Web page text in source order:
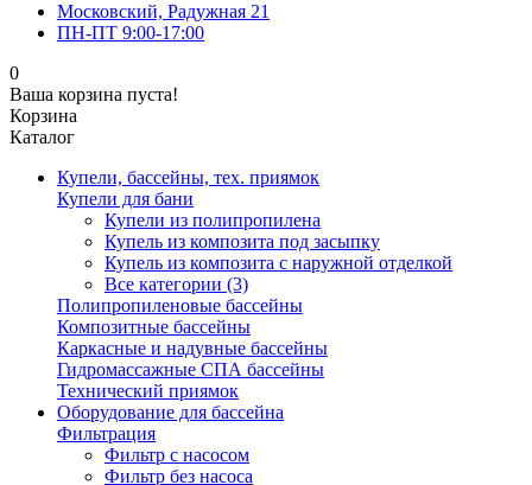
Московский, Радужная 21
ПН-ПТ 9:00-17:00
0
Ваша корзина пуста!
Корзина
Каталог
Купели, бассейны, тех. приямок
Купели для бани
Купели из полипропилена
Купель из композита под засыпку
Купель из композита с наружной отделкой
Все категории (3)
Полипропиленовые бассейны
Композитные бассейны
Каркасные и надувные бассейны
Гидромассажные СПА бассейны
Технический приямок
Оборудование для бассейна
Фильтрация
Фильтр с насосом
Фильтр без насоса